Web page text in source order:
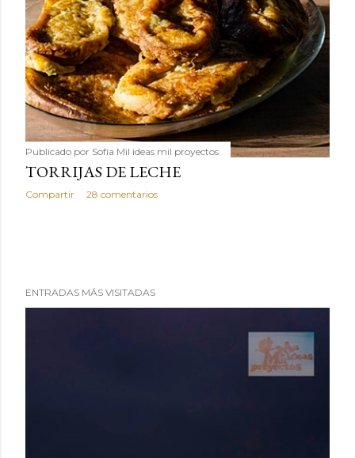
Publicado por Sofía Mil ideas mil proyectos
TORRIJAS DE LECHE
Compartir 28 comentarios
ENTRADAS MÁS VISITADAS